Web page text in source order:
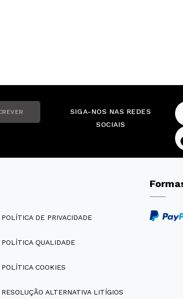
SIGA-NOS NAS REDES
SOCIAIS
POLÍTICA DE PRIVACIDADE
POLÍTICA QUALIDADE
POLÍTICA COOKIES
RESOLUÇÃO ALTERNATIVA LITÍGIOS